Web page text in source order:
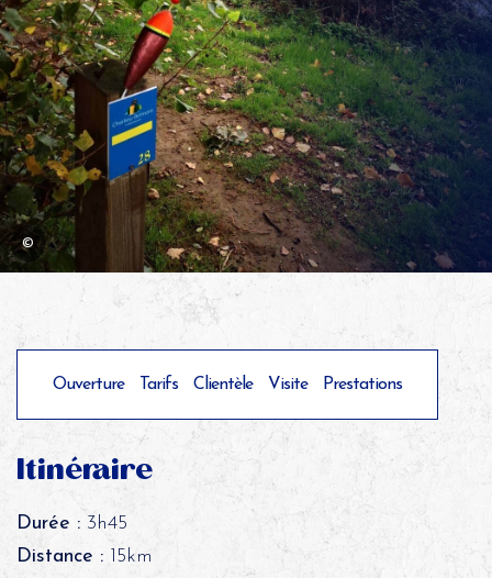
©
Ouverture Tarifs Clientèle Visite Prestations
Itinéraire
Durée :3h45
Distance :15km